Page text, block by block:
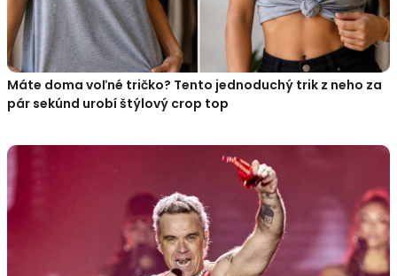
Máte doma voľné tričko? Tento jednoduchý trik z neho za
pár sekúnd urobí štýlový crop top